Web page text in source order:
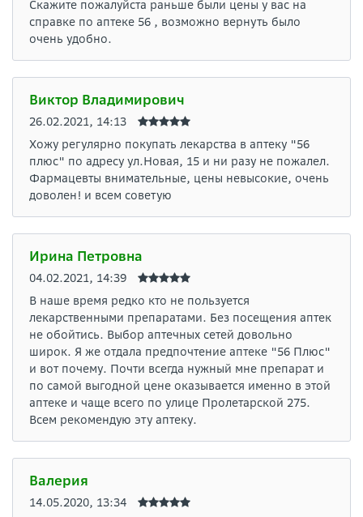
Скажите пожалуйста раньше были цены у вас на
справке по аптеке 56 , возможно вернуть было
очень удобно.
Виктор Владимирович
26.02.2021, 14:13
Хожу регулярно покупать лекарства в аптеку "56
плюс" по адресу ул.Новая, 15 и ни разу не пожалел.
Фармацевты внимательные, цены невысокие, очень
доволен! и всем советую
Ирина Петровна
04.02.2021, 14:39
В наше время редко кто не пользуется
лекарственными препаратами. Без посещения аптек
не обойтись. Выбор аптечных сетей довольно
широк. Я же отдала предпочтение аптеке "56 Плюс"
и вот почему. Почти всегда нужный мне препарат и
по самой выгодной цене оказывается именно в этой
аптеке и чаще всего по улице Пролетарской 275.
Всем рекомендую эту аптеку.
Валерия
14.05.2020, 13:34